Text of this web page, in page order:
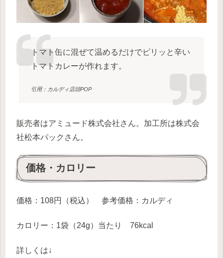
トマト缶に混ぜて温めるだけでピリッと辛い
トマトカレーが作れます。
引用：カルディ店頭POP
販売者はアミュード株式会社さん。加工所は株式会
社松本パックさん。
価格・カロリー
価格：108円（税込） 参考価格：カルディ
カロリー：1袋（24g）当たり 76kcal
詳しくは↓